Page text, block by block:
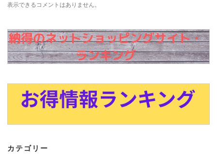
表示できるコメントはありません。
カテゴリー